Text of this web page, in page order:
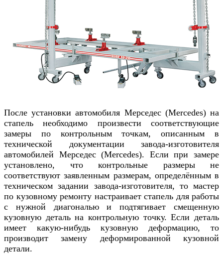
После установки автомобиля Мерседес (Mercedes)на
стапель необходимо произвести соответствующие
замеры по контрольным точкам, описанным в
технической документации завода-изготовителя
автомобилей Мерседес (Mercedes). Если при замере
установлено, что контрольные размеры не
соответствуют заявленным размерам, определённым в
техническом задании завода-изготовителя, томастер
по кузовному ремонту настраивает стапель для работы
с нужной диагональю и подтягивает смещенную
кузовную деталь на контрольную точку. Если деталь
имеет какую-нибудь кузовную деформацию, то
производит замену деформированной кузовной
детали.